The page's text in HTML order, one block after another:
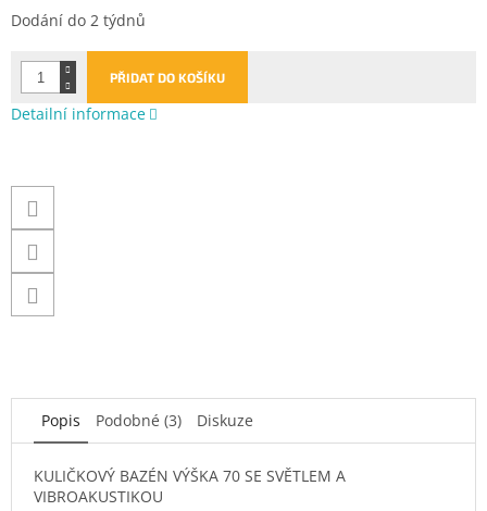
Měrná
Dodání do 2 týdnů
PŘIDAT DO KOŠÍKU
Detailní informace
Popis Podobné (3) Diskuze
KULIČKOVÝ BAZÉN VÝŠKA 70 SE SVĚTLEM A
VIBROAKUSTIKOU